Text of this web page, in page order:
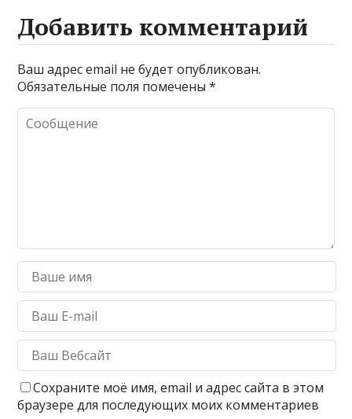
Добавить комментарий
Ваш адрес email не будет опубликован.
Обязательные поля помечены*
Сохраните моё имя, email и адрес сайта в этом
браузере для последующих моих комментариев